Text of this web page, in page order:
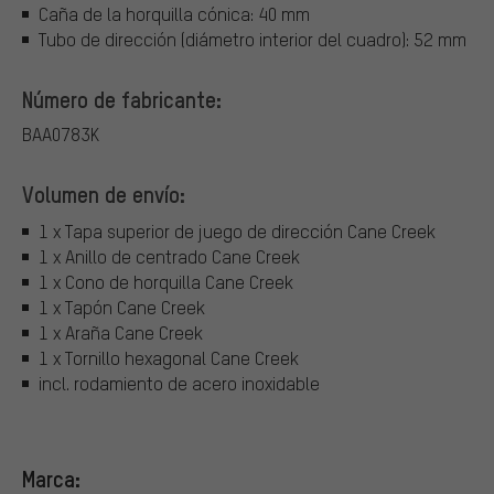
Caña de la horquilla cónica: 40 mm
Tubo de dirección (diámetro interior del cuadro): 52 mm
Número de fabricante:
BAA0783K
Volumen de envío:
1 x Tapa superior de juego de dirección Cane Creek
1 x Anillo de centrado Cane Creek
1 x Cono de horquilla Cane Creek
1 x Tapón Cane Creek
1 x Araña Cane Creek
1 x Tornillo hexagonal Cane Creek
incl. rodamiento de acero inoxidable
Marca: